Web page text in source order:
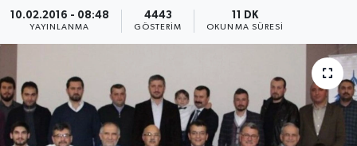
10.02.2016 - 08:48
YAYINLANMA
4443
GÖSTERIM
11 DK
OKUNMA SÜRESI
Ziyaretler
Yönetim Kurulu
Yüksek İstişare Kurulu
Son Dakika Haberleri